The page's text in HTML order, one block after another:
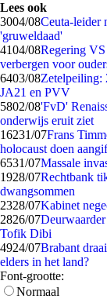
Lees ook
3004/08Ceuta-leider
'gruweldaad'
4104/08Regering
verbergen voor
6403/08Zetelpeiling:
JA21 en PVV
5802/08'FvD'
onderwijs eruit ziet
16231/07Frans
holocaust doen
6531/07Massale
1928/07Rechtbank
dwangsommen
2328/07Kabinet
2826/07
Tofik Dibi
4924/07Brabant
elders in het land?
Font-grootte:
Normaal